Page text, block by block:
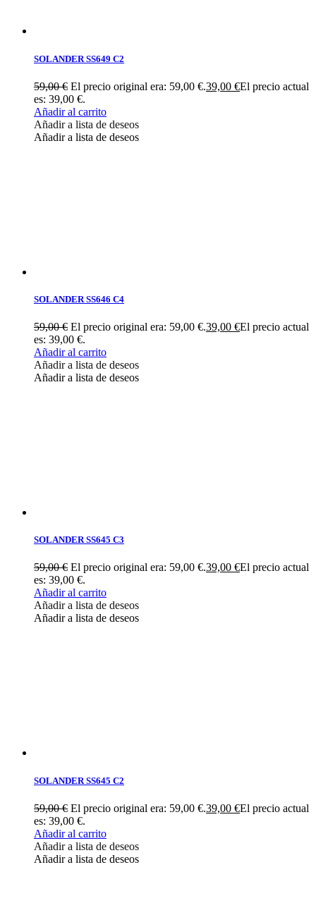
SOLANDER SS649 C2
59,00€ El precio original era: 59,00 €.39,00 €El precio actual
es: 39,00 €.
Añadir al carrito
Añadir a lista de deseos
Añadir a lista de deseos
SOLANDER SS646 C4
59,00€ El precio original era: 59,00 €.39,00 €El precio actual
es: 39,00 €.
Añadir al carrito
Añadir a lista de deseos
Añadir a lista de deseos
SOLANDER SS645 C3
59,00€ El precio original era: 59,00 €.39,00 €El precio actual
es: 39,00 €.
Añadir al carrito
Añadir a lista de deseos
Añadir a lista de deseos
SOLANDER SS645 C2
59,00€ El precio original era: 59,00 €.39,00 €El precio actual
es: 39,00 €.
Añadir al carrito
Añadir a lista de deseos
Añadir a lista de deseos